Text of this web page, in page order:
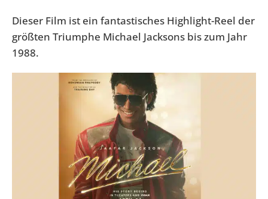
Dieser Film ist ein fantastisches Highlight-Reel der
größten Triumphe Michael Jacksons bis zum Jahr
1988.